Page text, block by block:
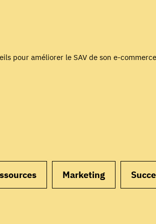
pour améliorer le SAV de son e-commerce
Marketing